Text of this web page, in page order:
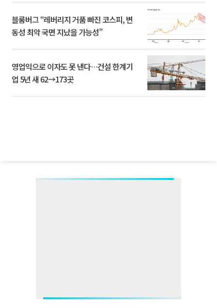
블룸버그 “레버리지 거품 빠진 코스피, 변
동성 최악 국면 지났을 가능성”
영업익으로 이자도 못 낸다…건설 한계기
업 5년 새 62→173곳